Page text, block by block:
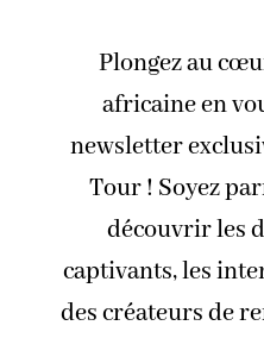
Plongez au
africaine en
newsletter
Tour ! Soyez
découvrir les
captivants, les
des créateurs de